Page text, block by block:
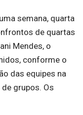
semana, quarta
de quartas
Mendes, o
conforme o
das equipes na
grupos. Os